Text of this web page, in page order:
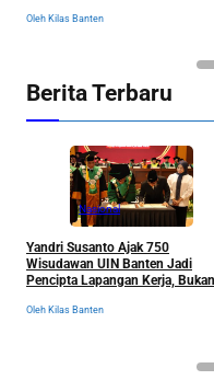
Oleh Kilas Banten
Berita Terbaru
Nasional
Yandri Susanto Ajak 750
Wisudawan UIN Banten Jadi
Pencipta Lapangan Kerja, Bukan
Oleh Kilas Banten